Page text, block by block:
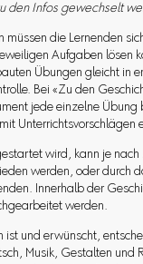
den Infos gewechselt
müssen die Lernenden
Aufgaben lösen
Übungen gleicht in
Bei «Zu den
jede einzelne Übung
Unterrichtsvorschlägen
wird, kann je
werden, oder durch
Innerhalb der
werden.
ist und erwünscht,
Musik, Gestalten und